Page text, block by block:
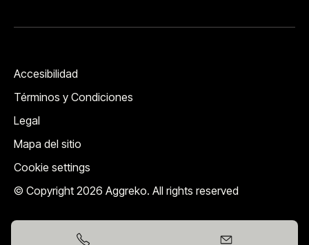
© Copyright 2026 Aggreko. All rights reserved
Accesibilidad
Términos y Condiciones
Legal
Mapa del sitio
Cookie settings